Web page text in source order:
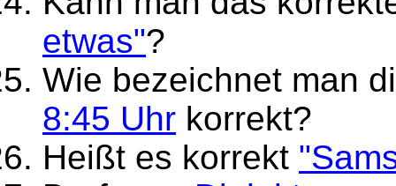
etwas"?
Wie bezeichnet man
8:45 Uhr korrekt?
Heißt es korrekt